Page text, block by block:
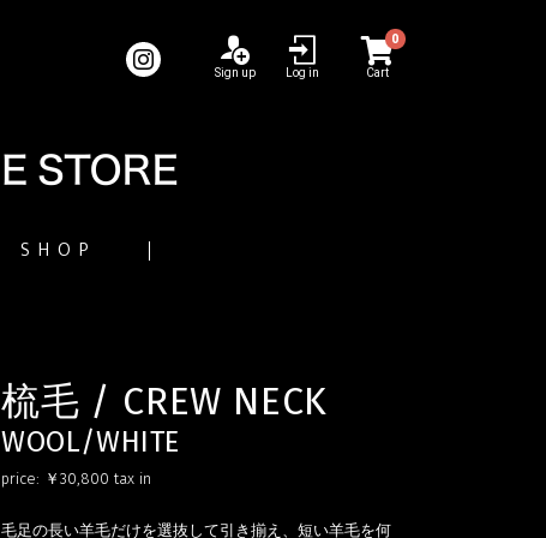
Sign up Log in
0
Cart
SHOP
梳毛 / CREW NECK
WOOL/WHITE
price: ￥30,800 tax in
毛足の長い羊毛だけを選抜して引き揃え、短い羊毛を何